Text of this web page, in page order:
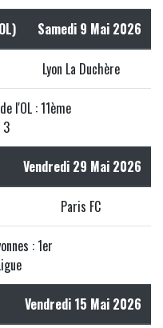
Samedi 9 Mai 2026
Lyon La Duchère
l'OL : 11ème
Vendredi 29 Mai 2026
Paris FC
: 1er
Vendredi 15 Mai 2026